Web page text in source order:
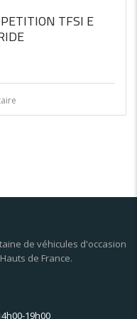
TFSI E
de véhicules d'occasion
de France.
19h00